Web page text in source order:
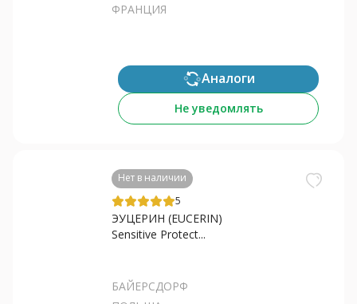
ФРАНЦИЯ
Аналоги
Не уведомлять
Нет в наличии
5
ЭУЦЕРИН (EUCERIN)
Sensitive Protect...
БАЙЕРСДОРФ